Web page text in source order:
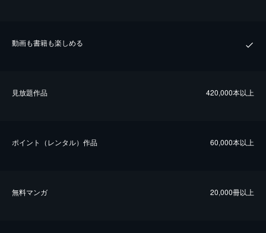
動画も書籍も楽しめる
⾒放題作品 420,000本以上
ポイント（レンタル）作品 60,000本以上
無料マンガ 20,000冊以上